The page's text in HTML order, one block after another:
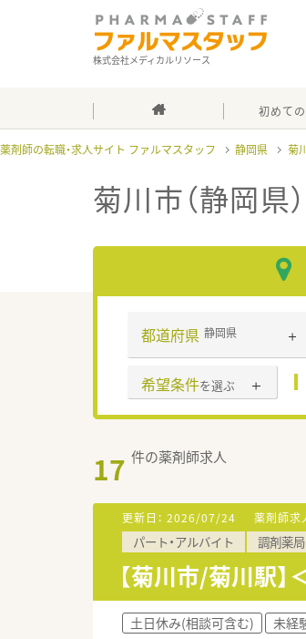
株式会社メディカルリソース
初めて
薬剤師の転職・求人サイト ファルマスタッフ 静岡県 菊
菊川市（静岡県
都道府県 静岡県
希望条件を選ぶ
17 件の薬剤師求人
更新日： 2026/07/24 薬剤師求
パート・アルバイト 調剤薬局
【菊川市/菊川駅
土日休み(相談可含む) 未経